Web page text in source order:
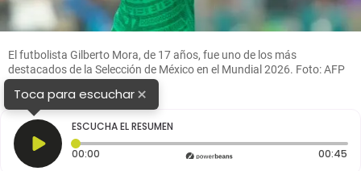
El futbolista Gilberto Mora, de 17 años, fue uno de los más
destacados de la Selección de México en el Mundial 2026. Foto: AFP
Toca para escuchar×
ESCUCHA EL RESUMEN
00:00 Tiempo transcurrido: 0 segundos 00:45